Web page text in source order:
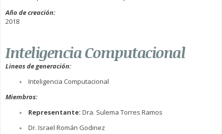
Año de creación:
2018
Inteligencia Computacional
Lineas de generación:
Inteligencia Computacional
Miembros:
Representante: Dra. Sulema Torres Ramos
Dr. Israel Román Godinez